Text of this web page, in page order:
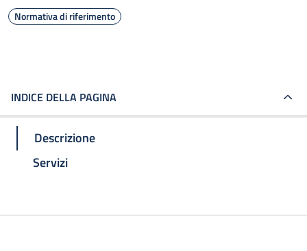
Normativa di riferimento
INDICE DELLA PAGINA
Descrizione
Servizi